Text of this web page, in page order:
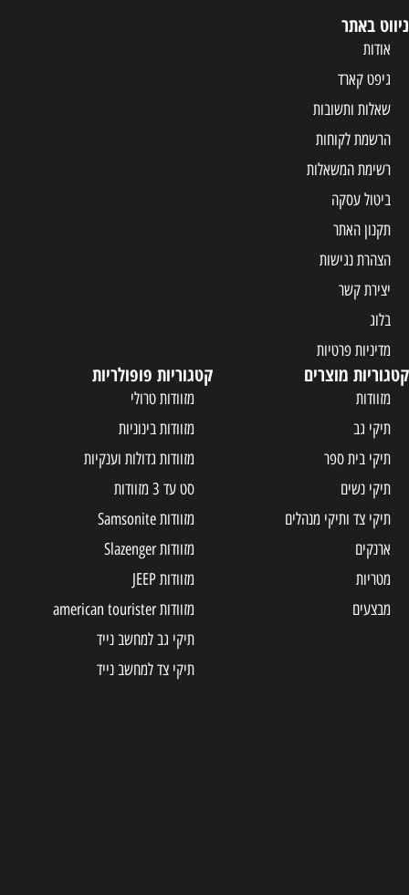
ניווט באתר
אודות
גיפט קארד
שאלות ותשובות
הרשמת לקוחות
רשימת המשאלות
ביטול עסקה
תקנון האתר
הצהרת נגישות
יצירת קשר
בלוג
מדיניות פרטיות
קטגוריות מוצרים
מזוודות
תיקי גב
תיקי בית ספר
תיקי נשים
תיקי צד ותיקי מנהלים
ארנקים
מטריות
מבצעים
קטגוריות פופולריות
מזוודות טרולי
מזוודות בינוניות
מזוודות גדולות וענקיות
סט עד 3 מזוודות
מזוודות Samsonite
מזוודות Slazenger
מזוודות JEEP
מזוודות american tourister
תיקי גב למחשב נייד
תיקי צד למחשב נייד